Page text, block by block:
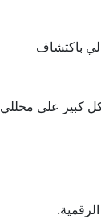
باكتشاف
كبير على محللي